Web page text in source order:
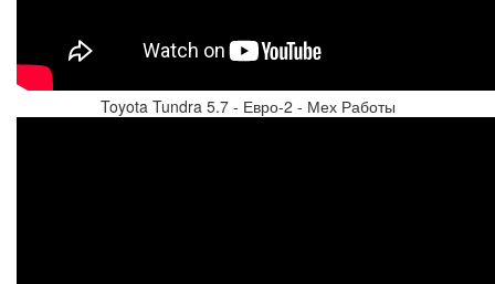
Toyota Tundra 5.7 - Евро-2 - Мех Работы